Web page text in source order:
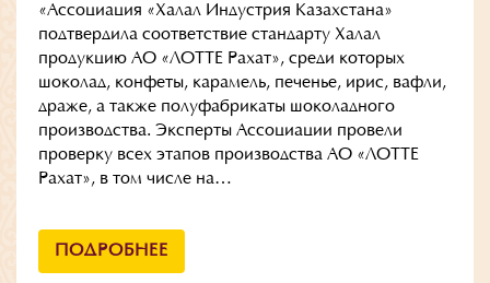
«Ассоциация «Халал Индустрия Казахстана»
подтвердила соответствие стандарту Халал
продукцию АО «ЛОТТЕ Рахат», среди которых
шоколад, конфеты, карамель, печенье, ирис, вафли,
драже, а также полуфабрикаты шоколадного
производства. Эксперты Ассоциации провели
проверку всех этапов производства АО «ЛОТТЕ
Рахат», в том числе на…
ПОДРОБНЕЕ